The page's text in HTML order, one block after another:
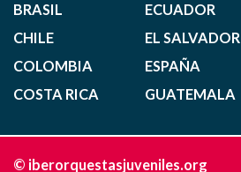
BRASIL
CHILE
COLOMBIA
COSTA RICA
ECUADOR
EL SALVADOR
ESPAÑA
GUATEMALA
© iberorquestasjuveniles.org